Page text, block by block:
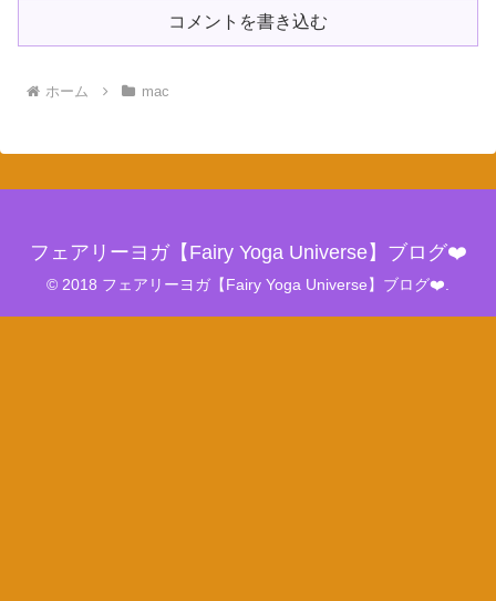
コメントを書き込む
ホーム mac
フェアリーヨガ【Fairy Yoga Universe】ブログ❤️
© 2018 フェアリーヨガ【Fairy Yoga Universe】ブログ❤️.